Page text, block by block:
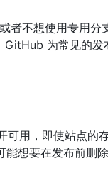
者不想使用专用分
为常见的发
用，即使站点的
想要在发布前删